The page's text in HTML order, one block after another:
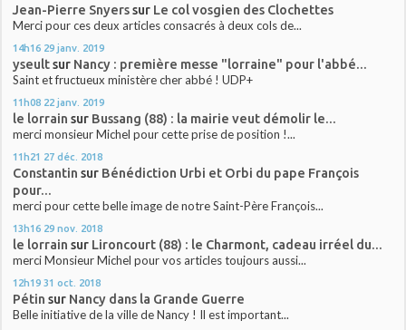
Jean-Pierre Snyerssur Le col vosgien des Clochettes
Merci pour ces deux articles consacrés à deux cols de...
14h16 29 janv. 2019
yseultsur Nancy : première messe "lorraine" pour l'abbé...
Saint et fructueux ministère cher abbé ! UDP+
11h08 22 janv. 2019
le lorrain sur Bussang (88) : la mairie veut démolir le...
merci monsieur Michel pour cette prise de position !...
11h21 27 déc. 2018
Constantin sur Bénédiction Urbi et Orbi du pape François
pour...
merci pour cette belle image de notre Saint-Père François...
13h16 29 nov. 2018
le lorrain sur Lironcourt (88) : le Charmont, cadeau irréel du...
merci Monsieur Michel pour vos articles toujours aussi...
12h19 31 oct. 2018
Pétin sur Nancy dans la Grande Guerre
Belle initiative de la ville de Nancy ! Il est important...